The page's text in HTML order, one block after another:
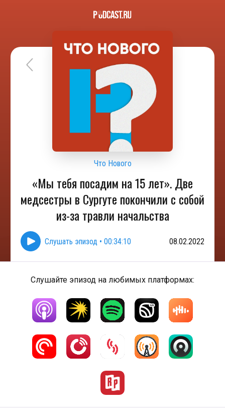
Что Нового
«Мы тебя посадим на 15 лет». Две
медсестры в Сургуте покончили с собой
из-за травли начальства
Слушать эпизод • 00:34:10 08.02.2022
Слушайте эпизод на любимых платформах: